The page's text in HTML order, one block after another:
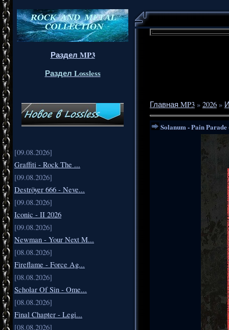
Раздел MP3
Раздел Lossless
[09.08.2026]
Graffiti - Rock The ...
[09.08.2026]
Deströyer 666 - Neve...
[09.08.2026]
Iconic - II 2026
[09.08.2026]
Newman - Your Next M...
[08.08.2026]
Fireflame - Force Ag...
[08.08.2026]
Scholar Of Sin - Ome...
[08.08.2026]
Final Chapter - Legi...
[08.08.2026]
Главная MP3 » 2026 »
Solanum - Pain Parade